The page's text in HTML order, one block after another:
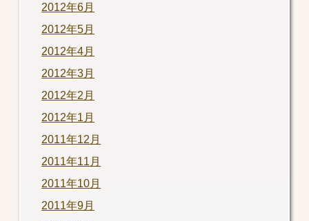
2012年6月
2012年5月
2012年4月
2012年3月
2012年2月
2012年1月
2011年12月
2011年11月
2011年10月
2011年9月